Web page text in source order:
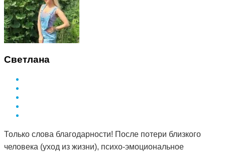
Светлана
Только слова благодарности! После потери близкого
человека (уход из жизни), психо-эмоциональное